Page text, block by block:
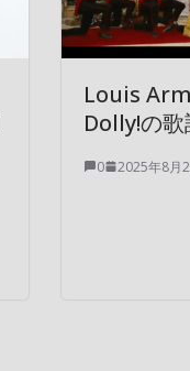
Louis
Dolly!の
0 2025年8月